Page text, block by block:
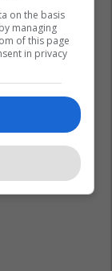
Milan
on the basis
managing
of this page
in privacy